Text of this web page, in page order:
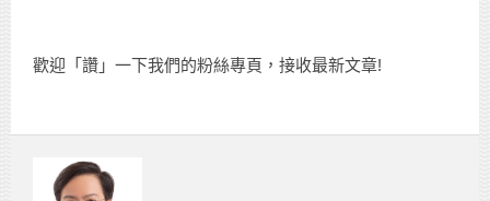
歡迎「讚」一下我們的粉絲專頁，接收最新文章!